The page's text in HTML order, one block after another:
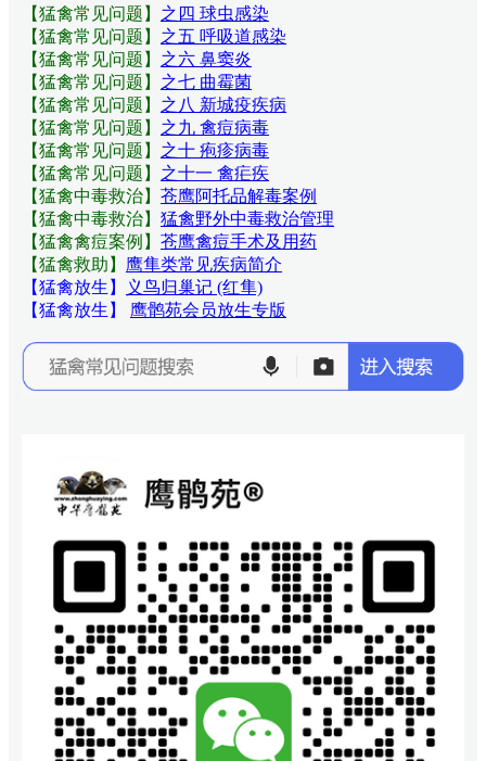
【猛禽常见问题 】 之四 球虫感染
【猛禽常见问题 】 之五 呼吸道感染
【猛禽常见问题 】 之六 鼻窦炎
【猛禽常见问题 】 之七 曲霉菌
【猛禽常见问题 】 之八 新城疫疾病
【猛禽常见问题 】 之九 禽痘病毒
【猛禽常见问题 】 之十 疱疹病毒
【猛禽常见问题 】 之十一 禽疟疾
【猛禽中毒救治】 苍鹰阿托品解毒案例
【猛禽中毒救治】 猛禽野外中毒救治管理
【猛禽禽痘案例】 苍鹰禽痘手术及用药
【猛禽救助】 鹰隼类常见疾病简介
【猛禽放生】
义鸟归巢记 (红隼)
【猛禽放生】
鹰鹘苑会员放生专版